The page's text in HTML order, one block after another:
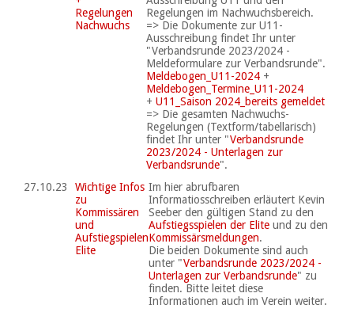
Regelungen
Nachwuchs
Regelungen im Nachwuchsbereich.
=> Die Dokumente zur U11-
Ausschreibung findet Ihr unter
"Verbandsrunde 2023/2024 -
Meldeformulare zur Verbandsrunde".
Meldebogen_U11-2024 +
Meldebogen_Termine_U11-2024
+ U11_Saison 2024_bereits gemeldet
=> Die gesamten Nachwuchs-
Regelungen (Textform/tabellarisch)
findet Ihr unter "Verbandsrunde
2023/2024 - Unterlagen zur
Verbandsrunde".
27.10.23
Wichtige Infos
zu
Kommissären
und
Aufstiegspielen
Elite
Im hier abrufbaren
Informatiosschreiben erläutert Kevin
Seeber den gültigen Stand zu den
Aufstiegsspielen der Elite und zu den
Kommissärsmeldungen.
Die beiden Dokumente sind auch
unter "Verbandsrunde 2023/2024 -
Unterlagen zur Verbandsrunde" zu
finden. Bitte leitet diese
Informationen auch im Verein weiter.